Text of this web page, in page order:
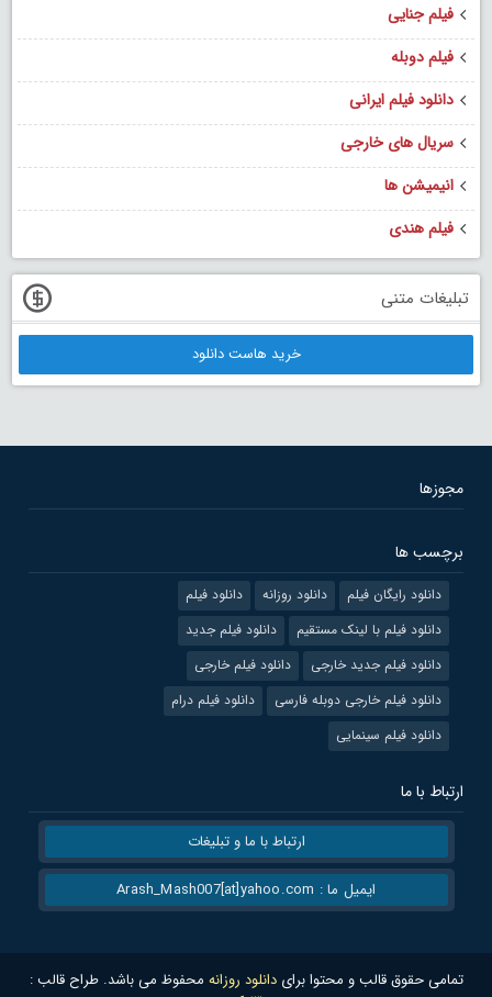
فیلم جنایی
فیلم دوبله
دانلود فیلم ایرانی
سریال های خارجی
انیمیشن ها
فیلم هندی
تبلیغات متنی
خرید هاست دانلود
مجوزها
برچسب ها
دانلود رایگان فیلم دانلود روزانه
دانلود فیلم
دانلود فیلم با لینک مستقیم
دانلود فیلم جدید
دانلود فیلم جدید خارجی
دانلود فیلم خارجی
دانلود فیلم خارجی دوبله فارسی
دانلود فیلم درام
دانلود فیلم سینمایی
ارتباط با ما
ارتباط با ما و تبلیغات
ایمیل ما : Arash_Mash007[at]yahoo.com
تمامی حقوق قالب و محتوا برایدانلود روزانه محفوظ می باشد. طراح قالب :